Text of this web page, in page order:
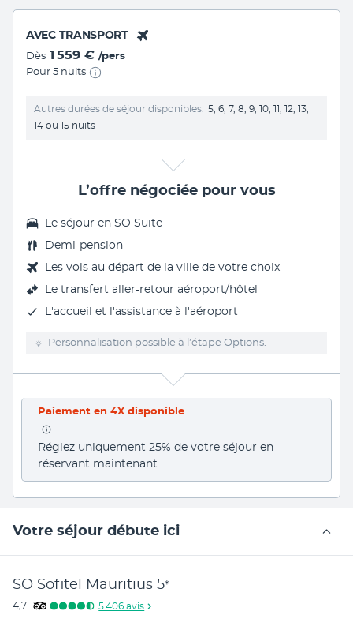
AVEC TRANSPORT
Dès 1 559 € /pers
Pour 5 nuits
Autres durées de séjour disponibles
5, 6, 7, 8, 9, 10, 11, 12, 13,
14 ou 15 nuits
L’offre négociée pour vous
Le séjour en SO Suite
Demi-pension
Les vols au départ de la ville de votre choix
Le transfert aller-retour aéroport/hôtel
L'accueil et l'assistance à l'aéroport
Personnalisation possible à l’étape Options.
Paiement en 4X disponible
Réglez uniquement 25% de votre séjour en
réservant maintenant
Votre séjour débute ici
SO Sofitel Mauritius 5*
4,7 5 406 avis